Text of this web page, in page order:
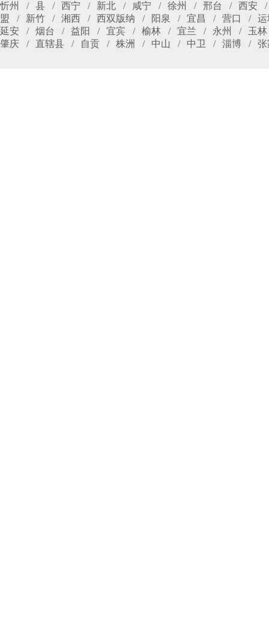
忻州
县 西宁 新北 咸宁 徐州 邢台
西安
盟
新竹 湘西 西双版纳 阳泉 宜昌 营口
运
延安
烟台 益阳 宜宾 榆林 宜兰 永州
玉林
肇庆
直辖县 自贡 株洲 中山 中卫 淄博 张